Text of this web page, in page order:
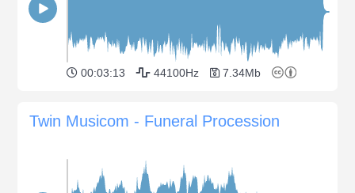
00:03:13 44100Hz 7.34Mb
Twin Musicom - Funeral Procession